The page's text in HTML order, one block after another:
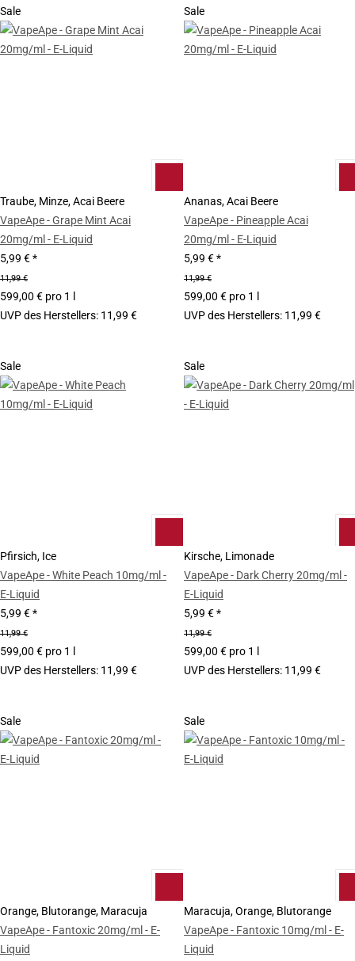
Sale
Traube, Minze, Acai Beere
VapeApe - Grape Mint Acai
20mg/ml - E-Liquid
5,99 €*
11,99 €
599,00 € pro 1 l
UVP des Herstellers: 11,99 €
Sale
Ananas, Acai Beere
VapeApe - Pineapple Acai
20mg/ml - E-Liquid
5,99 €*
11,99 €
599,00 € pro 1 l
UVP des Herstellers: 11,99 €
Sale
Pfirsich, Ice
VapeApe - White Peach 10mg/ml -
E-Liquid
5,99 €*
11,99 €
599,00 € pro 1 l
UVP des Herstellers: 11,99 €
Sale
Kirsche, Limonade
VapeApe - Dark Cherry 20mg/ml -
E-Liquid
5,99 €*
11,99 €
599,00 € pro 1 l
UVP des Herstellers: 11,99 €
Sale
Orange, Blutorange, Maracuja
VapeApe - Fantoxic 20mg/ml - E-
Liquid
Sale
Maracuja, Orange, Blutorange
VapeApe - Fantoxic 10mg/ml - E-
Liquid